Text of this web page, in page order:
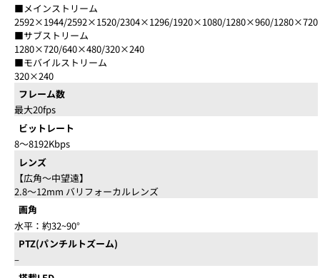
■メインストリーム
2592×1944/2592×1520/2304×1296/1920×1080/1280×960/1280×720
■サブストリーム
1280×720/640×480/320×240
■モバイルストリーム
320×240
フレーム数
最大20fps
ビットレート
8～8192Kbps
レンズ
【広角～中望遠】
2.8～12mm バリフォーカルレンズ
画角
水平：約32~90°
PTZ(パンチルトズーム)
–